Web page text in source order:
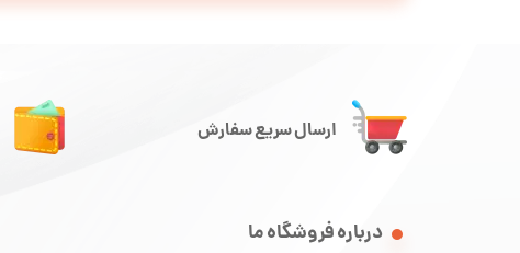
ارسال سریع سفارش
درباره فروشگاه ما